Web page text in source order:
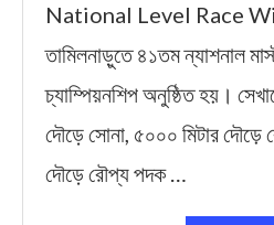
National Level Race
তামিলনাড়ুতে ৪১তম ন্যাশনাল
চ্যাম্পিয়নশিপ অনুষ্ঠিত হয়।
দৌড়ে সোনা, ৫০০০ মিটার দৌড়ে
দৌড়ে রৌপ্য পদক …